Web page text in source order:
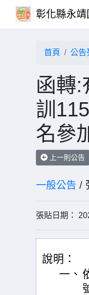
彰化縣永靖
首頁 公告
函轉:
訓
名參
上一則公告
一般公告 /
張貼日期：
說明：
一、